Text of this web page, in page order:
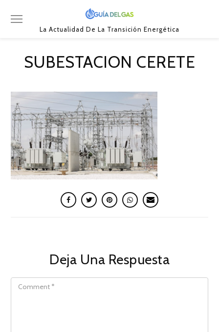
La Actualidad De La Transición Energética
SUBESTACION CERETE
Deja Una Respuesta
COMMENT